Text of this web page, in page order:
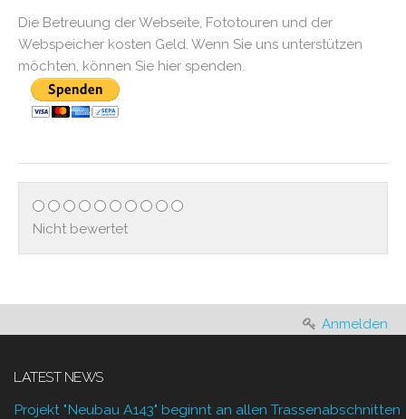
Die Betreuung der Webseite, Fototouren und der
Webspeicher kosten Geld. Wenn Sie uns unterstützen
möchten, können Sie hier spenden.
Nicht bewertet
Anmelden
LATEST NEWS
Projekt "Neubau A143" beginnt an allen Trassenabschnitten